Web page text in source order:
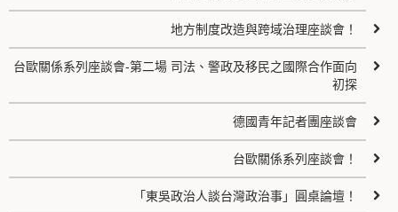
地方制度改造與跨域治理座談會！
台歐關係系列座談會-第二場 司法、警政及移民之國際合作面向
初探
德國青年記者團座談會
台歐關係系列座談會！
「東吳政治人談台灣政治事」圓桌論壇！